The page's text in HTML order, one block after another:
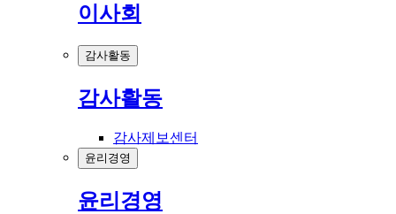
이사회
감사활동
감사활동
감사제보센터
윤리경영
윤리경영